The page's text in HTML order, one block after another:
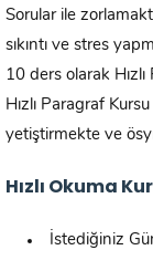
Sorular ile
sıkıntı ve stres
10 ders olarak
Hızlı Paragraf
yetiştirmekte ve
Hızlı Okuma
İstediğiniz